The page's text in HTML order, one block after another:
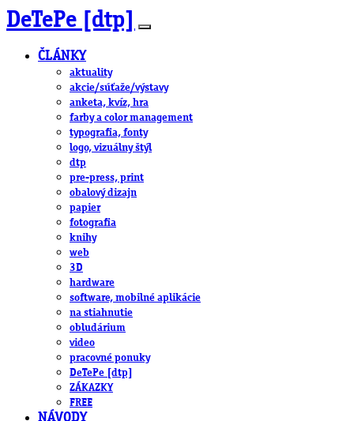
DeTePe [dtp]
ČLÁNKY
aktuality
akcie/súťaže/výstavy
anketa, kvíz, hra
farby a color management
typografia, fonty
logo, vizuálny štýl
dtp
pre-press, print
obalový dizajn
papier
fotografia
knihy
web
3D
hardware
software, mobilné aplikácie
na stiahnutie
obludárium
video
pracovné ponuky
DeTePe [dtp]
ZÁKAZKY
FREE
NÁVODY